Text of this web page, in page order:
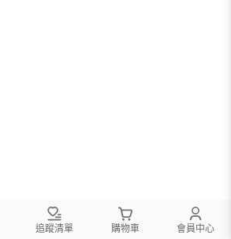
追蹤清單 購物車 會員中心